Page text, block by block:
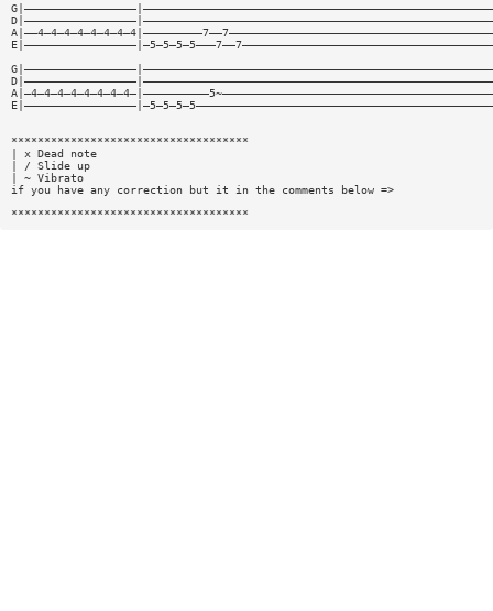
************************************
| x Dead note
| / Slide up
| ~ Vibrato
if you have any correction but it in the comments below =>
************************************